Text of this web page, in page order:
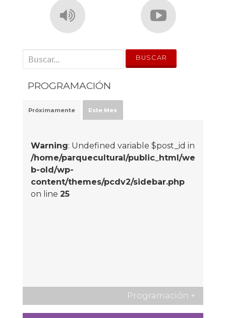
' . __('Search for:') . '
PROGRAMACIÓN
Próximamente Este Mes
Warning: Undefined variable $post_id in
/home/parquecultural/public_html/we
b-old/wp-
content/themes/pcdv2/sidebar.php
on line 25
Programación +